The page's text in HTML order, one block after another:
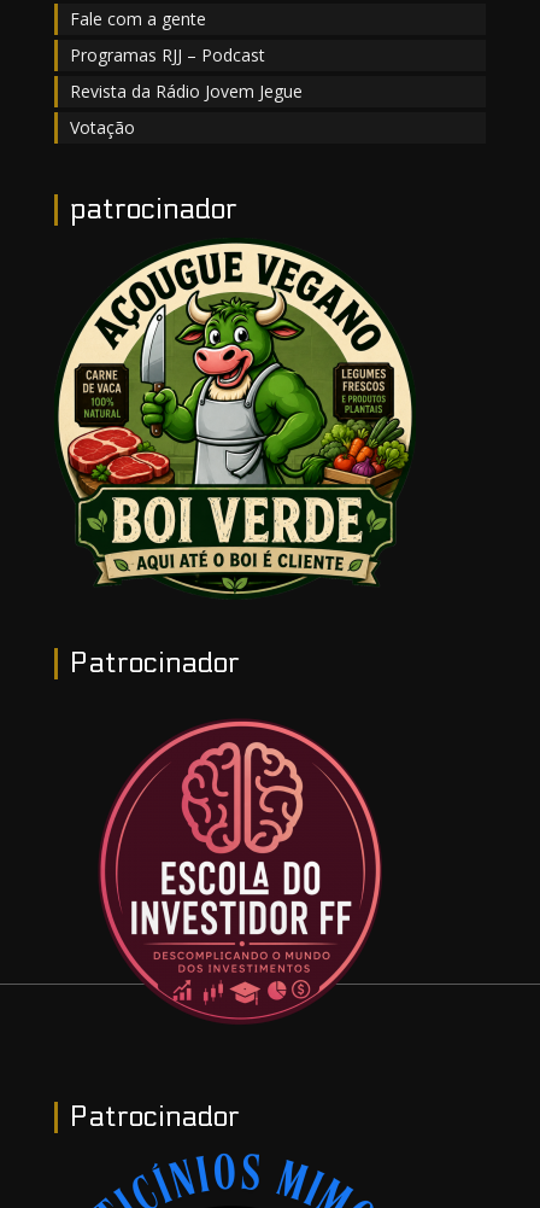
Fale com a gente
Programas RJJ – Podcast
Revista da Rádio Jovem Jegue
Votação
patrocinador
Patrocinador
Patrocinador